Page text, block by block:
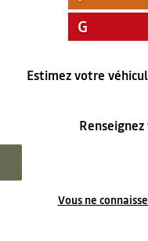
G
Estimez votre
Vous ne